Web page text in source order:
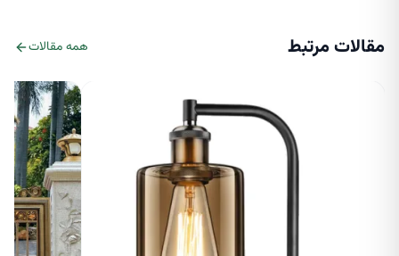
مقالات مرتبط همه مقالات